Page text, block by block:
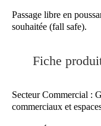
Passage libre en
souhaitée (fall safe).
Fiche
Secteur Commercial :
commerciaux et